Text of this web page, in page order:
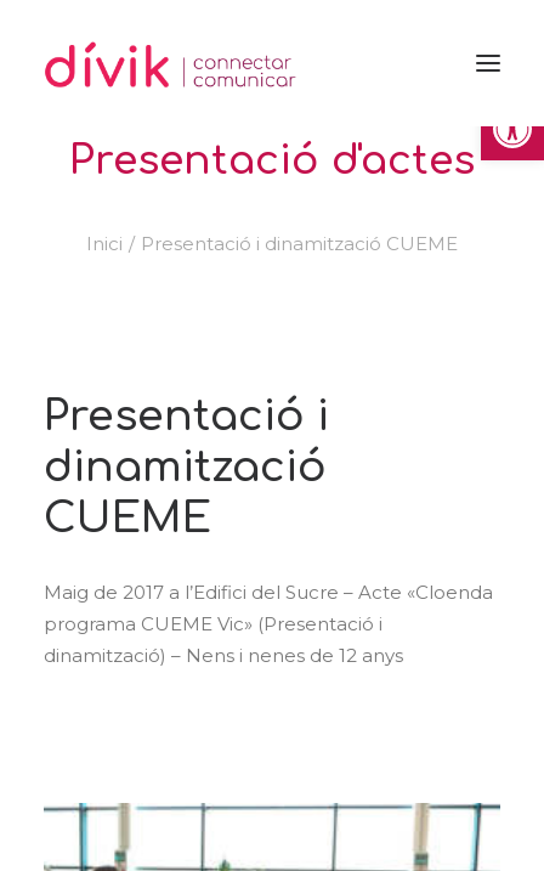
Presentació d'actes
Inici Presentació i dinamització CUEME
Presentació i
dinamització
CUEME
Maig de 2017 a l’Edifici del Sucre – Acte «Cloenda
programa CUEME Vic» (Presentació i
dinamització) – Nens i nenes de 12 anys